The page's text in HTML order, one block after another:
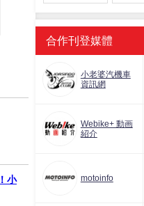
小
合作刊登媒體
小老婆汽機車
資訊網
Webike+ 動画
紹介
motoinfo